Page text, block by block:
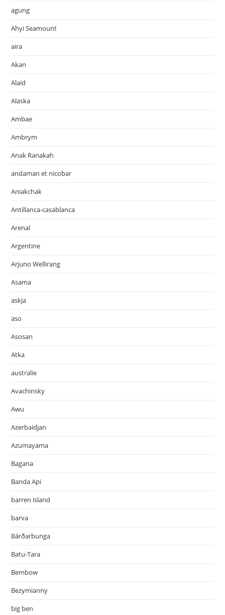
agung
Ahyi Seamount
aira
Akan
Alaid
Alaska
Ambae
Ambrym
Anak Ranakah
andaman et nicobar
Aniakchak
Antillanca-casablanca
Arenal
Argentine
Arjuno Wellirang
Asama
askja
aso
Asosan
Atka
australie
Avachinsky
Awu
Azerbaidjan
Azumayama
Bagana
Banda Api
barren island
barva
Bárðarbunga
Batu-Tara
Bembow
Bezymianny
big ben